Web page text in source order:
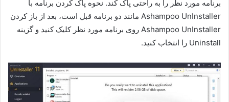
برنامه مورد نظر را به راحتی پاک کند. نحوه پاک کردن برنامه با
Ashampoo UnInstaller مانند دو برنامه قبل است، بعد از باز کردن
Ashampoo UnInstaller روی برنامه مورد نظر کلیک کنید و گزینه
Uninstall را انتخاب کنید.